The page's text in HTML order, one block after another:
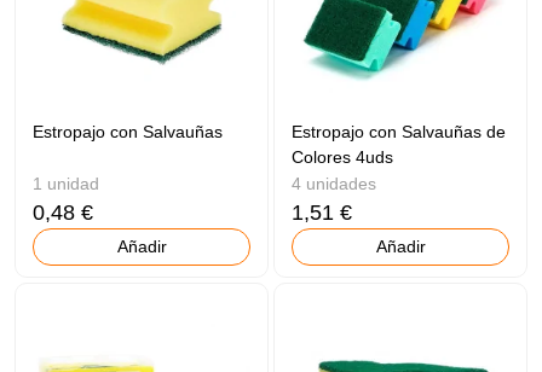
Estropajo con Salvauñas
1 unidad
0,48 €
Añadir
Estropajo con Salvauñas de
Colores 4uds
4 unidades
1,51 €
Añadir